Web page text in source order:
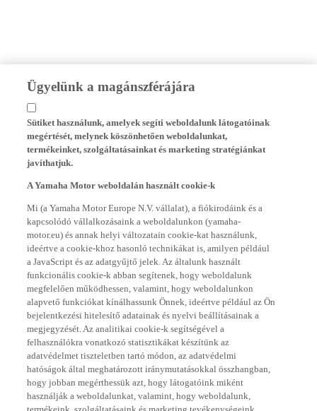
Ügyelünk a magánszférájára
Sütiket használunk, amelyek segíti weboldalunk látogatóinak
megértését, melynek köszönhetően weboldalunkat,
termékeinket, szolgáltatásainkat és marketing stratégiánkat
javíthatjuk.
A Yamaha Motor weboldalán használt cookie-k
Mi (a Yamaha Motor Europe N.V. vállalat), a fiókirodáink és a
kapcsolódó vállalkozásaink a weboldalunkon (yamaha-
motor.eu) és annak helyi változatain cookie-kat használunk,
ideértve a cookie-khoz hasonló technikákat is, amilyen például
a JavaScript és az adatgyűjtő jelek. Az általunk használt
funkcionális cookie-k abban segítenek, hogy weboldalunk
megfelelően működhessen, valamint, hogy weboldalunkon
alapvető funkciókat kínálhassunk Önnek, ideértve például az Ön
bejelentkezési hitelesítő adatainak és nyelvi beállításainak a
megjegyzését. Az analitikai cookie-k segítségével a
felhasználókra vonatkozó statisztikákat készítünk az
adatvédelmet tiszteletben tartó módon, az adatvédelmi
hatóságok által meghatározott iránymutatásokkal összhangban,
hogy jobban megérthessük azt, hogy látogatóink miként
használják a weboldalunkat, valamint, hogy weboldalunk,
termékeink, szolgáltatásaink és marketing tevékenységeink